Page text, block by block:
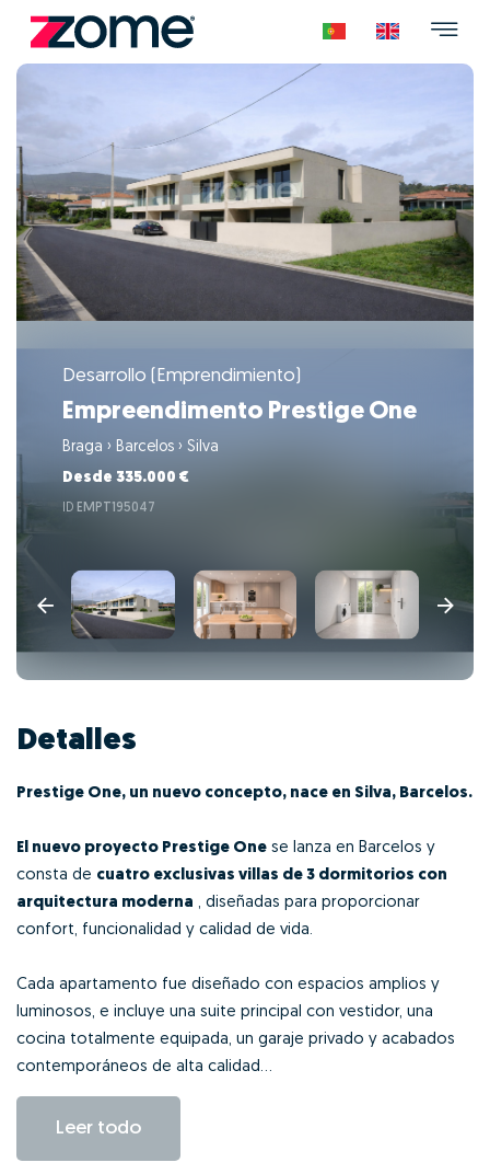
Desarrollo (Emprendimiento)
Empreendimento Prestige One
Braga › Barcelos › Silva
Desde 335.000 €
ID EMPT195047
Detalles
Prestige One, un nuevo concepto, nace en Silva, Barcelos.
El nuevo proyecto Prestige One se lanza en Barcelos y
consta de cuatro exclusivas villas de 3 dormitorios con
arquitectura moderna , diseñadas para proporcionar
confort, funcionalidad y calidad de vida.
Cada apartamento fue diseñado con espacios amplios y
luminosos, e incluye una suite principal con vestidor, una
cocina totalmente equipada, un garaje privado y acabados
contemporáneos de alta calidad...
Leer todo